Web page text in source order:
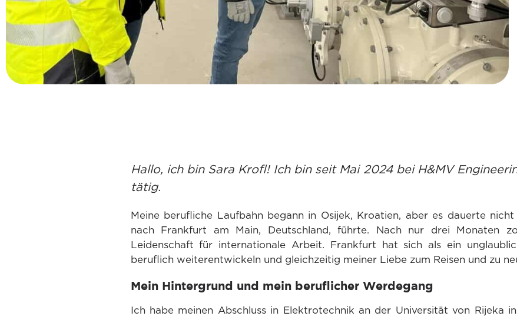
Hallo, ich bin Sara Krofl! Ich bin seit Mai 2024 bei H&MV
tätig.
Meine berufliche Laufbahn begann in Osijek, Kroatien, aber es dauerte
nach Frankfurt am Main, Deutschland, führte. Nach nur drei Monaten
Leidenschaft für internationale Arbeit. Frankfurt hat sich als ein
beruflich weiterentwickeln und gleichzeitig meiner Liebe zum Reisen und zu
Mein Hintergrund und mein beruflicher Werdegang
Ich habe meinen Abschluss in Elektrotechnik an der Universität von Rijeka